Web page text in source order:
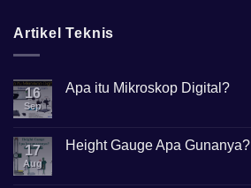
Artikel Teknis
16
Sep
Apa itu Mikroskop Digital?
Apa
itu
17
Aug
Height Gauge Apa Gunanya?